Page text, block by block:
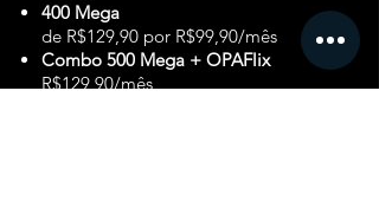
400 Mega
de R$129,90 por R$99,90/mês
Combo 500 Mega + OPAFlix
R$129,90/mês